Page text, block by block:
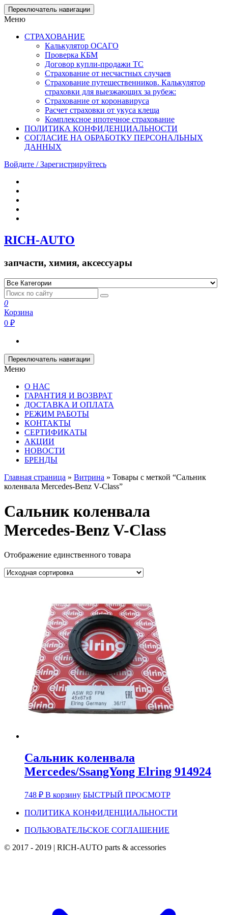
Skip
to
content
Переключатель навигации
Меню
СТРАХОВАНИЕ
Калькулятор ОСАГО
Проверка КБМ
Договор купли-продажи ТС
Страхование от несчастных случаев
Страхование путешественников. Калькулятор
страховки для выезжающих за рубеж:
Страхование от коронавируса
Расчет страховки от укуса клеща
Комплексное ипотечное страхование
ПОЛИТИКА КОНФИДЕНЦИАЛЬНОСТИ
СОГЛАСИЕ НА ОБРАБОТКУ ПЕРСОНАЛЬНЫХ
ДАННЫХ
Войдите / Зарегистрируйтесь
RICH-AUTO
запчасти, химия, аксессуары
0
Корзина
0 ₽
Переключатель навигации
Меню
О НАС
ГАРАНТИЯ И ВОЗВРАТ
ДОСТАВКА И ОПЛАТА
РЕЖИМ РАБОТЫ
КОНТАКТЫ
СЕРТИФИКАТЫ
АКЦИИ
НОВОСТИ
БРЕНДЫ
Главная страница » Витрина » Товары с меткой “Сальник
коленвала Mercedes-Benz V-Class”
Сальник коленвала
Mercedes-Benz V-Class
Отображение единственного товара
Сальник коленвала
Mercedes/SsangYong Elring 914924
748 ₽ В корзину БЫСТРЫЙ ПРОСМОТР
ПОЛИТИКА КОНФИДЕНЦИАЛЬНОСТИ
ПОЛЬЗОВАТЕЛЬСКОЕ СОГЛАШЕНИЕ
© 2017 - 2019 | RICH-AUTO parts & accessories